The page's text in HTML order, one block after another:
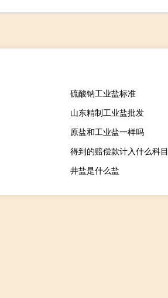
硫酸钠工业盐标准
山东精制工业盐批发
原盐和工业盐一样吗
得到的赔偿款计入什么科目
井盐是什么盐